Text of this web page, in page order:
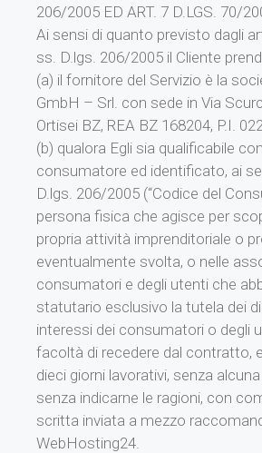
206/2005 ED ART. 7 D.LGS. 70/
Ai sensi di quanto previsto dagli
ss. D.lgs. 206/2005 il Cliente
(a) il fornitore del Servizio è la
GmbH – Srl. con sede in Via
Ortisei BZ, REA BZ 168204, P.I.
(b) qualora Egli sia qualificabile
consumatore ed identificato, ai
D.lgs. 206/2005 (“Codice del
persona fisica che agisce per
propria attività imprenditoriale o
eventualmente svolta, o nelle
consumatori e degli utenti che
statutario esclusivo la tutela dei
interessi dei consumatori o degli
facoltà di recedere dal contratto,
dieci giorni lavorativi, senza
senza indicarne le ragioni, con
scritta inviata a mezzo
WebHosting24.